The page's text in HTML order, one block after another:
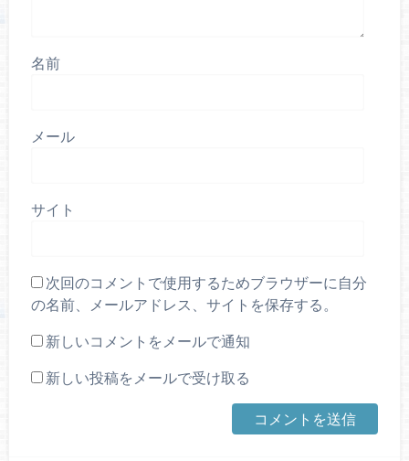
名前
メール
サイト
次回のコメントで使用するためブラウザーに自分
の名前、メールアドレス、サイトを保存する。
新しいコメントをメールで通知
新しい投稿をメールで受け取る